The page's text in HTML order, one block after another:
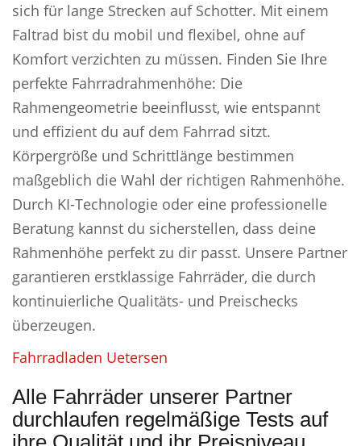
sich für lange Strecken auf Schotter. Mit einem
Faltrad bist du mobil und flexibel, ohne auf
Komfort verzichten zu müssen. Finden Sie Ihre
perfekte Fahrradrahmenhöhe: Die
Rahmengeometrie beeinflusst, wie entspannt
und effizient du auf dem Fahrrad sitzt.
Körpergröße und Schrittlänge bestimmen
maßgeblich die Wahl der richtigen Rahmenhöhe.
Durch KI-Technologie oder eine professionelle
Beratung kannst du sicherstellen, dass deine
Rahmenhöhe perfekt zu dir passt. Unsere Partner
garantieren erstklassige Fahrräder, die durch
kontinuierliche Qualitäts- und Preischecks
überzeugen.
Fahrradladen Uetersen
Alle Fahrräder unserer Partner
durchlaufen regelmäßige Tests auf